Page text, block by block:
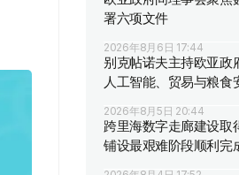
署六项文件
2026年8月6日 17:44
别克帖诺夫主持欧亚政
人工智能、贸易与粮食
2026年8月5日 20:44
跨里海数字走廊建设取
铺设最艰难阶段顺利完